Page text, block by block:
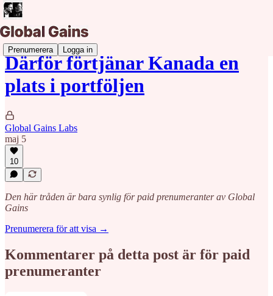
Prenumerera Logga in
Därför förtjänar Kanada en
plats i portföljen
Global Gains Labs
maj 5
10
Den här tråden är bara synlig för paid prenumeranter av Global
Gains
Prenumerera för att visa →
Kommentarer på detta post är för paid
prenumeranter